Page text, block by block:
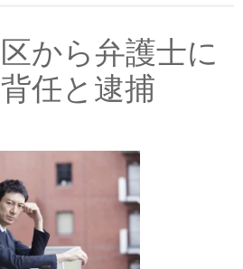
から弁護士に
任と逮捕